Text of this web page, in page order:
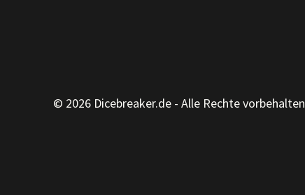
© 2026 Dicebreaker.de - Alle Rechte vorbehalten